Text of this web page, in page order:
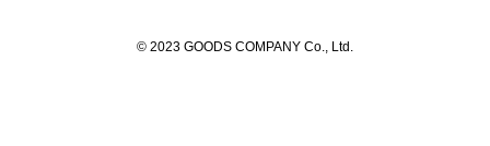
© 2023 GOODS COMPANY Co., Ltd.